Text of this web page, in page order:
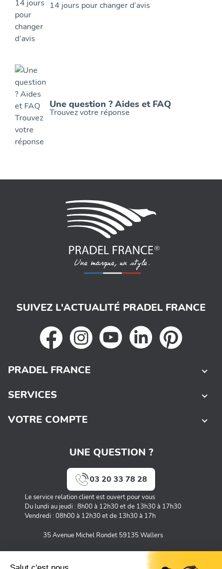
14 jours pour changer d’avis
Une question ? Aides et FAQ
Trouvez votre réponse
UNE QUESTION ?
03 20 33 78 28
Le service relation client est ouvert pour vous
Du lundi au jeudi : 8h00 à 12h30 et de 13h30 à 17h30
Vendredi : 08h00 à 12h30 et de 13h30 à 17h
35 Avenue Michel Rondet 59135 Wallers
PRADEL FRANCE
SERVICES
VOTRE COMPTE
SUIVEZ L'ACTUALITÉ PRADEL FRANCE